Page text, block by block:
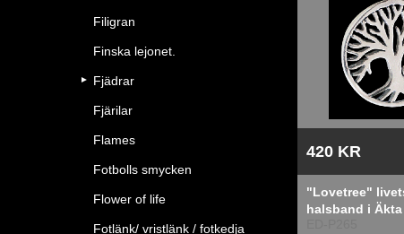
Filigran
Finska lejonet.
Fjädrar
Fjärilar
Flames
Fotbolls smycken
Flower of life
Fotlänk/ vristlänk / fotkedja
420 KR
"Lovetree"
halsband i